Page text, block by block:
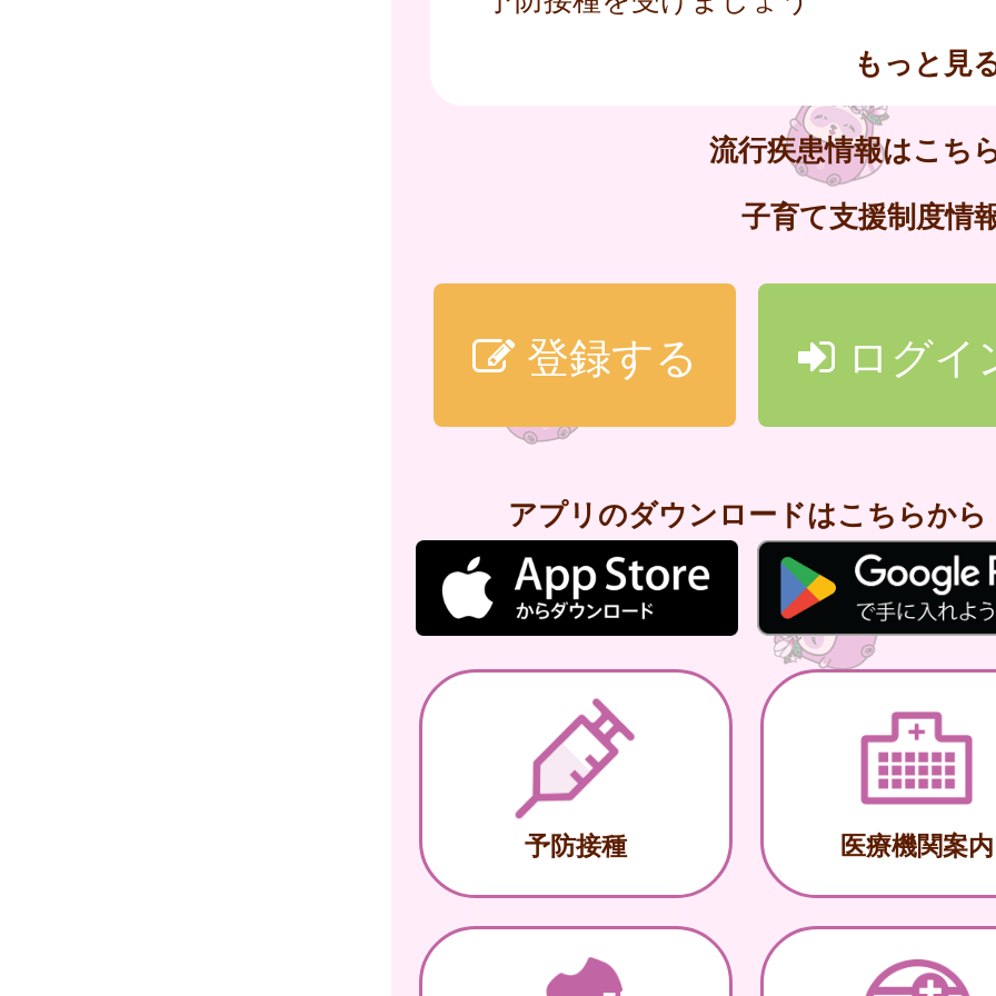
もっと見
流行疾患情報はこち
子育て支援制度情
登録する ログイ
アプリのダウンロードはこちらから
予防接種 医療機関案内